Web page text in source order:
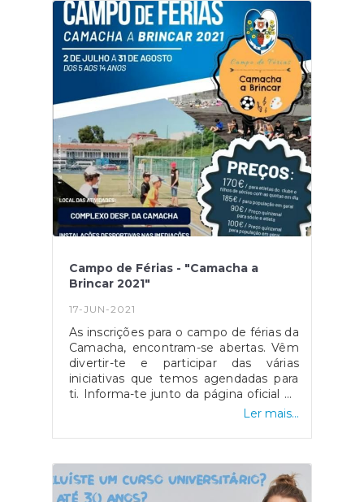
Regulamento poderá ser consultado
na hiperligação
seguinte: https://bit.ly/3ilocv4O
Formulário de Candidatura e a
Declaração de Compromisso de Honra
poderão ser descarregados na
hiperligação
seguinte: https://bit.ly/3zaabqFPoderão
esclarecer quaisquer dúvidas através
do 291 922 466 ou pelo nosso endereço
eletrónico: geral@jfcamacha.pt
Campo de Férias - "Camacha a
Brincar 2021"
17-JUN-2021
As inscrições para o campo de férias da
Camacha, encontram-se abertas. Vêm
divertir-te e participar das várias
iniciativas que temos agendadas para
ti. Informa-te junto da página oficial na
rede social Facebook e site oficial do
poderás inscrever-te!!!
Ler mais...